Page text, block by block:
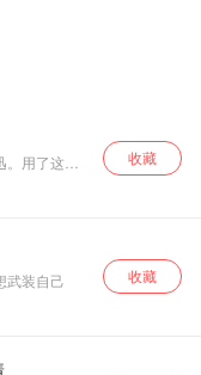
用了这么
我们的文
投身文学
收藏
武装自己
收藏